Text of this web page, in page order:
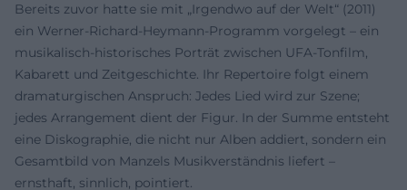
Bereits zuvor hatte sie mit „Irgendwo auf der Welt“ (2011)
ein Werner-Richard-Heymann-Programm vorgelegt – ein
musikalisch-historisches Porträt zwischen UFA-Tonfilm,
Kabarett und Zeitgeschichte. Ihr Repertoire folgt einem
dramaturgischen Anspruch: Jedes Lied wird zur Szene;
jedes Arrangement dient der Figur. In der Summe entsteht
eine Diskographie, die nicht nur Alben addiert, sondern ein
Gesamtbild von Manzels Musikverständnis liefert –
ernsthaft, sinnlich, pointiert.